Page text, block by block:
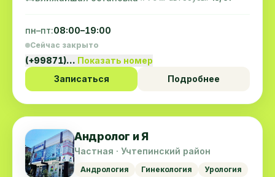
пн–пт:08:00–19:00
Сейчас закрыто
(+99871)… Показать номер
Записаться
Подробнее
Андролог и Я
Частная · Учтепинский район
Андрология Гинекология
Урология